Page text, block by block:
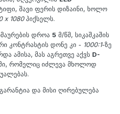
შავი ფერის დიზაინი, ხოლო
x 1080პიქსელს.
დროა 5 მ/წმ, სიკაშკაშის
კონტრასტის დონე კი - 1000:1-ზე
ამისა, მას აგრეთვე აქვს D-
რომელიც იძლევა მხოლოდ
და მისი ღირებულება